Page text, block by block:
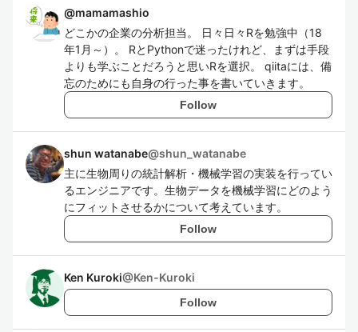
@mamamashio
どこかの企業の分析担当。 日々日々Rを勉強中（18
年1月～）。 RとPythonで迷ったけれど、まずは手段
よりも学ぶことだろうと思いRを選択。 qiitaには、備
忘のためにも自身の行った事を書いていきます。
Follow
shun watanabe@shun_watanabe
主に生物周りの統計解析・機械学習の実装を行ってい
るエンジニアです。生物データを機械学習にどのよう
にフィットさせるかについて考えています。
Follow
Ken Kuroki@Ken-Kuroki
Follow